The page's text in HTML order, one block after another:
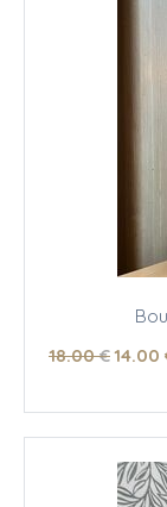
18.00 €14.00